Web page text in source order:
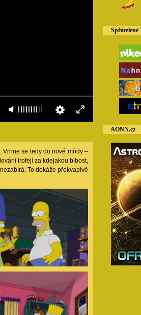
se tedy do nové módy –
trofejí za kdejakou blbost,
To dokáže překvapivě
Spřátelené
AONN.cz